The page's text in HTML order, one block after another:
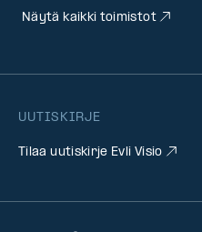
UUTISKIRJE
Tilaa uutiskirje Evli Visio
Näytä kaikki toimistot